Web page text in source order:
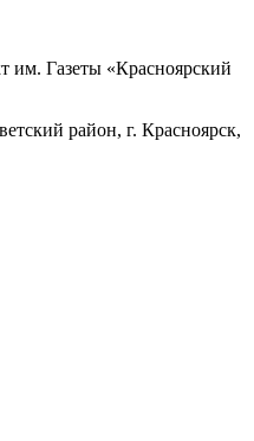
им. Газеты «Красноярский
район, г. Красноярск,